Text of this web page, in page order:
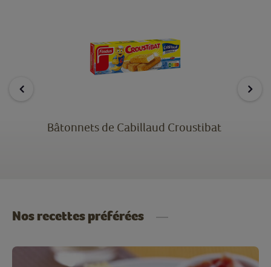
Bâtonnets de Cabillaud Croustibat
Nos recettes préférées